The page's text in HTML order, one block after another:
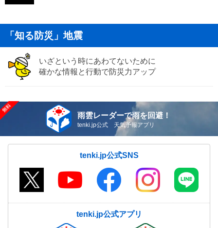
「知る防災」地震
いざという時にあわてないために
確かな情報と行動で防災力アップ
雨雲レーダーで雨を回避！
tenki.jp公式 天気予報アプリ
tenki.jp公式SNS
tenki.jp公式アプリ